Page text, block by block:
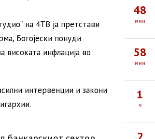
на 4ТВ ја претстави
Богојески понуди
високата инфлација во
интервенции и закони
48
мин
58
мин
1
ч